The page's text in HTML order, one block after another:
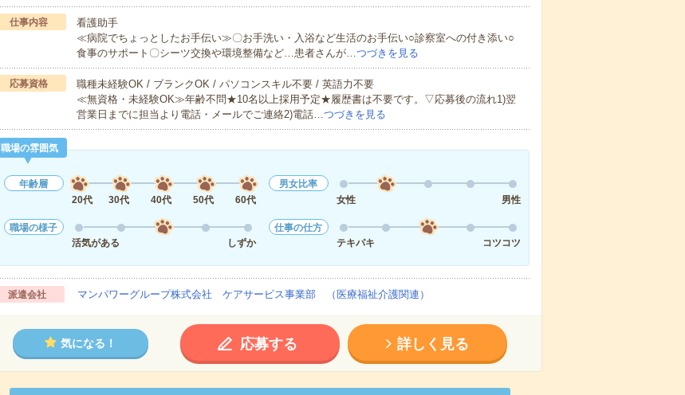
仕事内容
看護助手
≪病院でちょっとしたお手伝い≫〇お手洗い・入浴など生活のお手伝い○診察室への付き添い○
食事のサポート〇シーツ交換や環境整備など…患者さんが…つづきを見る
応募資格
職種未経験OK / ブランクOK / パソコンスキル不要 / 英語力不要
≪無資格・未経験OK≫年齢不問★10名以上採用予定★履歴書は不要です。▽応募後の流れ1)翌
営業日までに担当より電話・メールでご連絡2)電話…つづきを見る
職場の雰囲気
年齢層
20代
30代 40代 50代 60代
男女比率
女性
男性
職場の様子
活気がある
しずか
仕事の仕方
テキパキ
コツコツ
派遣会社 マンパワーグループ株式会社 ケアサービス事業部 （医療福祉介護関連）
気になる！ 応募する 詳しく見る